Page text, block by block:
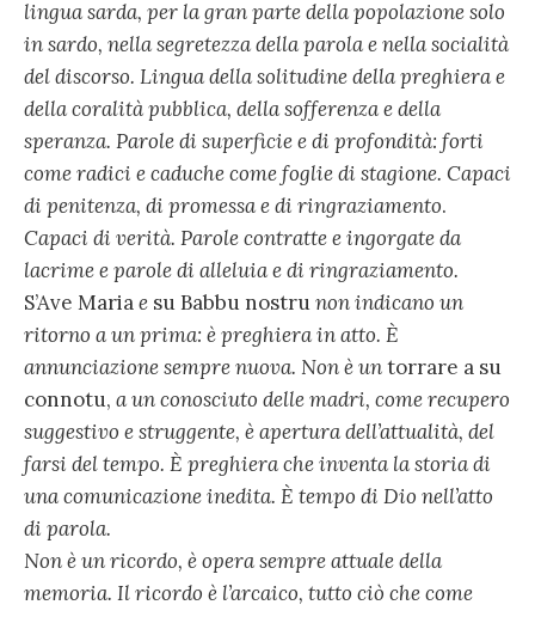
lingua sarda, per la gran parte della popolazione solo
in sardo, nella segretezza della parola e nella socialità
del discorso. Lingua della solitudine della preghiera e
della coralità pubblica, della sofferenza e della
speranza. Parole di superficie e di profondità: forti
come radici e caduche come foglie di stagione. Capaci
di penitenza, di promessa e di ringraziamento.
Capaci di verità. Parole contratte e ingorgate da
lacrime e parole di alleluia e di ringraziamento.
S’Ave Mariae su Babbu nostrunon indicano un
ritorno a un prima: è preghiera in atto. È
annunciazione sempre nuova. Non è untorrare a su
connotu, a un conosciuto delle madri, come recupero
suggestivo e struggente, è apertura dell’attualità, del
farsi del tempo. È preghiera che inventa la storia di
una comunicazione inedita. È tempo di Dio nell’atto
di parola.
Non è un ricordo, è opera sempre attuale della
memoria. Il ricordo è l’arcaico, tutto ciò che come